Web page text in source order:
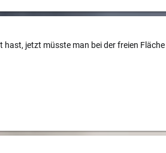
hast, jetzt müsste man bei der freien